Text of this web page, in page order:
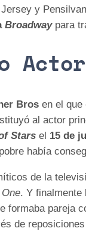
y
Broadway para
Actor
Bros en el que
al actor
Stars el 15 de
había
de la
. Y finalmente
formaba pareja
de